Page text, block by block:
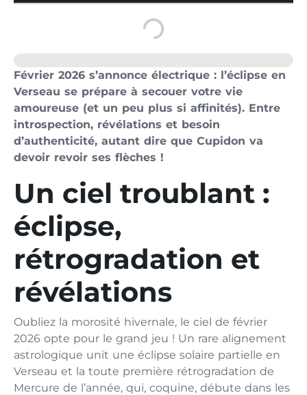
Février 2026 s’annonce électrique : l’éclipse en
Verseau se prépare à secouer votre vie
amoureuse (et un peu plus si affinités). Entre
introspection, révélations et besoin
d’authenticité, autant dire que Cupidon va
devoir revoir ses flèches !
Un ciel troublant :
éclipse,
rétrogradation et
révélations
Oubliez la morosité hivernale, le ciel de février
2026 opte pour le grand jeu ! Un rare alignement
astrologique unit une éclipse solaire partielle en
Verseau et la toute première rétrogradation de
Mercure de l’année, qui, coquine, débute dans les